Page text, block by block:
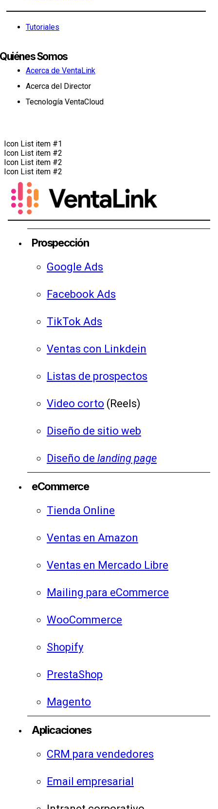
Tutoriales
Quiénes Somos
Acerca de VentaLink
Acerca del Director
Tecnología VentaCloud
Icon List item #1
Icon List item #2
Icon List item #2
Icon List item #2
Prospección
Google Ads
Facebook Ads
TikTok Ads
Ventas con Linkdein
Listas de prospectos
Video corto (Reels)
Diseño de sitio web
Diseño de landing page
eCommerce
Tienda Online
Ventas en Amazon
Ventas en Mercado Libre
Mailing para eCommerce
WooCommerce
Shopify
PrestaShop
Magento
Aplicaciones
CRM para vendedores
Email empresarial